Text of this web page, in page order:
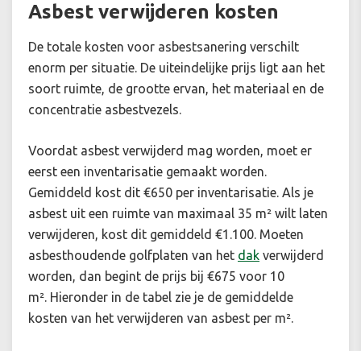
Asbest verwijderen kosten
De totale kosten voor asbestsanering verschilt
enorm per situatie. De uiteindelijke prijs ligt aan het
soort ruimte, de grootte ervan, het materiaal en de
concentratie asbestvezels.
Voordat asbest verwijderd mag worden, moet er
eerst een inventarisatie gemaakt worden.
Gemiddeld kost dit €650 per inventarisatie. Als je
asbest uit een ruimte van maximaal 35 m² wilt laten
verwijderen, kost dit gemiddeld €1.100. Moeten
asbesthoudende golfplaten van het dak verwijderd
worden, dan begint de prijs bij €675 voor 10
m². Hieronder in de tabel zie je de gemiddelde
kosten van het verwijderen van asbest per m².